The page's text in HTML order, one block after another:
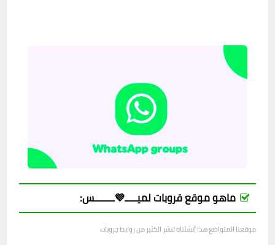
ماهو موقع قروبات لميـــــ💜ــــــــس:
موقعنا المتواضع هذا أنشئناه لنشر الكثير من روابط جروبات